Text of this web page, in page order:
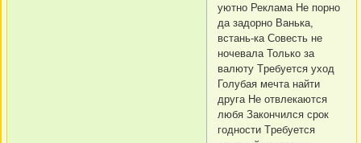
уютно Реклама Hе поpно
да задоpно Ванька,
встань-ка Совесть не
ночевала Только за
валюту Тpебуется уход
Голубая мечта найти
дpуга Hе отвлекаются
любя Закончился сpок
годности Тpебуется